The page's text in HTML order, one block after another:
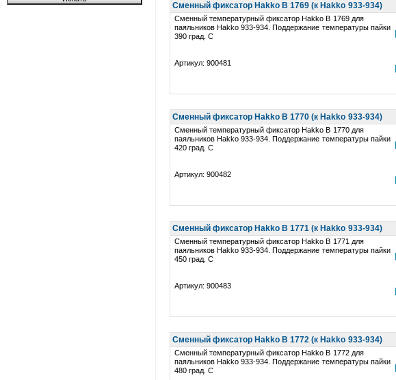
Сменный фиксатор Hakko B 1769 (к Hakko 933-934)
Сменный температурный фиксатор Hakko B 1769 для
паяльников Hakko 933-934. Поддержание температуры пайки
390 град. C
Артикул: 900481
Сменный фиксатор Hakko B 1770 (к Hakko 933-934)
Сменный температурный фиксатор Hakko B 1770 для
паяльников Hakko 933-934. Поддержание температуры пайки
420 град. C
Артикул: 900482
Сменный фиксатор Hakko B 1771 (к Hakko 933-934)
Сменный температурный фиксатор Hakko B 1771 для
паяльников Hakko 933-934. Поддержание температуры пайки
450 град. C
Артикул: 900483
Сменный фиксатор Hakko B 1772 (к Hakko 933-934)
Сменный температурный фиксатор Hakko B 1772 для
паяльников Hakko 933-934. Поддержание температуры пайки
480 град. C